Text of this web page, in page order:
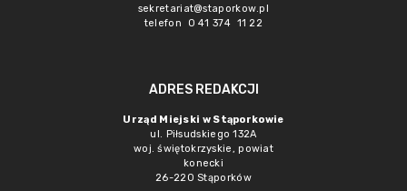
sekretariat@staporkow.pl
telefon 0 41 374 11 22
ADRES REDAKCJI
Urząd Miejski w Stąporkowie
ul. Piłsudskiego 132A
woj. świętokrzyskie, powiat
konecki
26-220 Stąporków